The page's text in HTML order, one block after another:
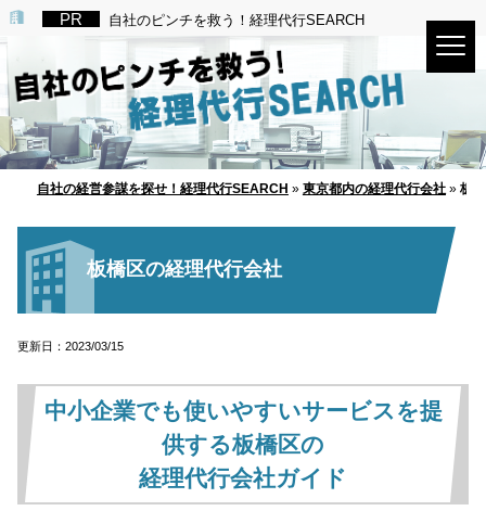
自社のピンチを救う！経理代行SEARCH
自社の経営参謀を探せ！経理代行SEARCH » 東京都内の経理代行会社» 板
板橋区の経理代行会社
更新日：2023/03/15
中小企業でも使いやすいサービスを提
供する板橋区の
経理代行会社ガイド